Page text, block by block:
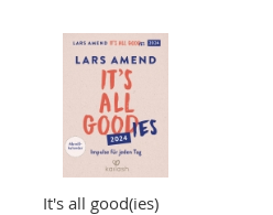
It's all good(ies)